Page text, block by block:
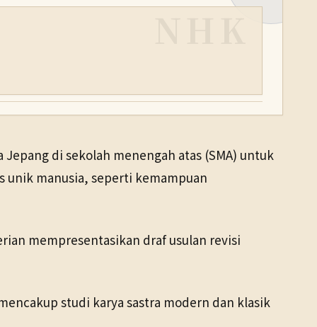
di sekolah menengah atas (SMA) untuk
unik manusia, seperti kemampuan
mempresentasikan draf usulan revisi
studi karya sastra modern dan klasik